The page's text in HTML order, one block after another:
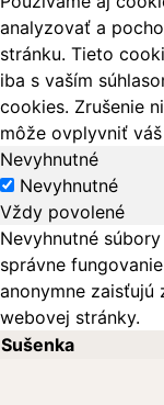
analyzovať a
stránku. Tieto
iba s vaším
cookies. Zrušenie
môže ovplyvniť
Nevyhnutné
Nevyhnutné
Vždy povolené
Nevyhnutné
správne
anonymne zaisťujú
webovej stránky.
Sušenka